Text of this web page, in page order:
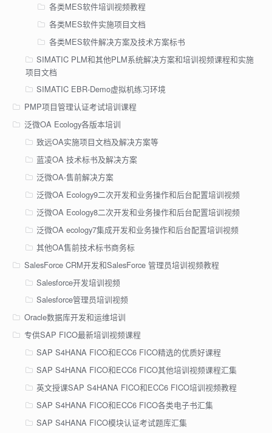
各类MES软件培训视频教程
各类MES软件实施项目文档
各类MES软件解决方案及技术方案标书
SIMATIC PLM和其他PLM系统解决方案和培训视频课程和实施
项目文档
SIMATIC EBR-Demo虚拟机练习环境
PMP项目管理认证考试培训课程
泛微OA Ecology各版本培训
致远OA实施项目文档及解决方案等
蓝凌OA 技术标书及解决方案
泛微OA-售前解决方案
泛微OA Ecology9二次开发和业务操作和后台配置培训视频
泛微OA Ecology8二次开发和业务操作和后台配置培训视频
泛微OA ecology7集成开发和业务操作和后台配置培训视频
其他OA售前技术标书商务标
SalesForce CRM开发和SalesForce 管理员培训视频教程
Salesforce开发培训视频
Salesforce管理员培训视频
Oracle数据库开发和运维培训
专供SAP FICO最新培训视频课程
SAP S4HANA FICO和ECC6 FICO精选的优质好课程
SAP S4HANA FICO和ECC6 FICO其他培训视频课程汇集
英文授课SAP S4HANA FICO和ECC6 FICO培训视频教程
SAP S4HANA FICO和ECC6 FICO各类电子书汇集
SAP S4HANA FICO模块认证考试题库汇集